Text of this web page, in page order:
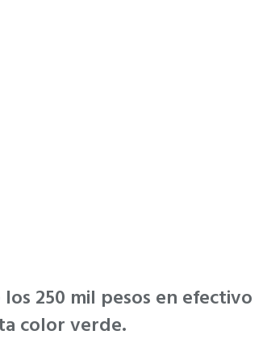
250 mil pesos en efectivo
color verde.